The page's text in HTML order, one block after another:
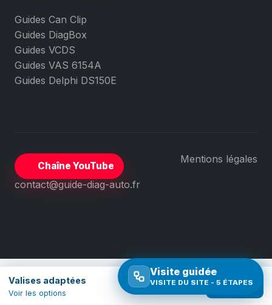
Valises adaptées
Voir les options
Comparer
Guides Can Clip
Guides DiagBox
Guides VCDS
Guides VAS 6154A
Guides Delphi DS150E
Chaîne YouTube
Mentions légales
contact@guide-diag-auto.fr
Visite guidée
VISITE DU SITE - 5 ÉTAPES